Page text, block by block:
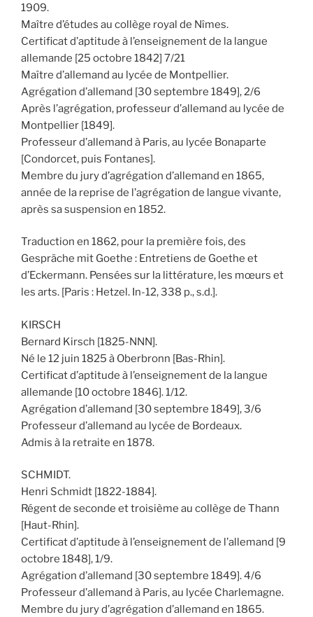
1909.
Maître d’études au collège royal de Nîmes.
Certificat d’aptitude à l’enseignement de la langue
allemande [25 octobre 1842] 7/21
Maître d’allemand au lycée de Montpellier.
Agrégation d’allemand [30 septembre 1849], 2/6
Après l’agrégation, professeur d’allemand au lycée de
Montpellier [1849].
Professeur d’allemand à Paris, au lycée Bonaparte
[Condorcet, puis Fontanes].
Membre du jury d’agrégation d’allemand en 1865,
année de la reprise de l’agrégation de langue vivante,
après sa suspension en 1852.
Traduction en 1862, pour la première fois, des
Gespräche mit Goethe : Entretiens de Goethe et
d’Eckermann. Pensées sur la littérature, les mœurs et
les arts. [Paris : Hetzel. In-12, 338 p., s.d.].
KIRSCH
Bernard Kirsch [1825-NNN].
Né le 12 juin 1825 à Oberbronn [Bas-Rhin].
Certificat d’aptitude à l’enseignement de la langue
allemande [10 octobre 1846]. 1/12.
Agrégation d’allemand [30 septembre 1849], 3/6
Professeur d’allemand au lycée de Bordeaux.
Admis à la retraite en 1878.
SCHMIDT.
Henri Schmidt [1822-1884].
Régent de seconde et troisième au collège de Thann
[Haut-Rhin].
Certificat d’aptitude à l’enseignement de l’allemand [9
octobre 1848], 1/9.
Agrégation d’allemand [30 septembre 1849]. 4/6
Professeur d’allemand à Paris, au lycée Charlemagne.
Membre du jury d’agrégation d’allemand en 1865.